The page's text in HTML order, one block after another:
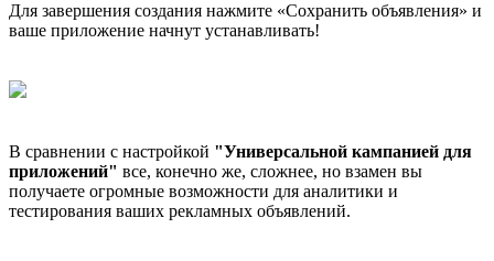
Для завершения создания нажмите «Сохранить объявления» и
ваше приложение начнут устанавливать!
В сравнении с настройкой "Универсальной кампанией для
приложений" все, конечно же, сложнее, но взамен вы
получаете огромные возможности для аналитики и
тестирования ваших рекламных объявлений.